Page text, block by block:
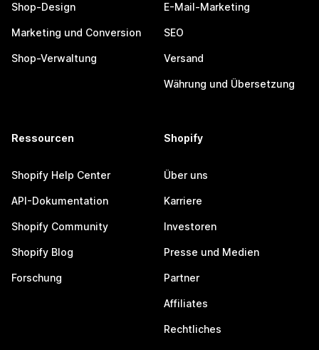
Shop-Design
Marketing und Conversion
Shop-Verwaltung
E-Mail-Marketing
SEO
Versand
Währung und Übersetzung
Ressourcen
Shopify Help Center
API-Dokumentation
Shopify Community
Shopify Blog
Forschung
Shopify
Über uns
Karriere
Investoren
Presse und Medien
Partner
Affiliates
Rechtliches